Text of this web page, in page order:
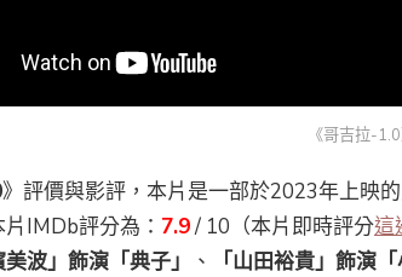
《哥吉拉-
》評價與影評，本片是一部於2023年上映
IMDb評分為： 7.9/ 10（本片即時評分這
美波」飾演「典子」 、 「山田裕貴」飾演「